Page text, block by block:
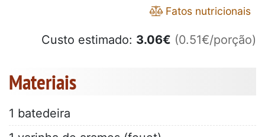
Fatos nutricionais
Custo estimado: 3.06€ (0.51€/porção)
Materiais
1 batedeira